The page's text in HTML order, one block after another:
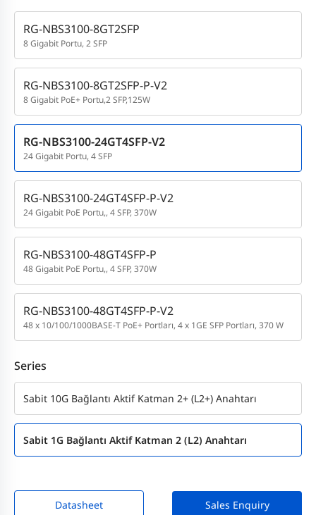
RG-NBS3100-8GT2SFP
8 Gigabit Portu, 2 SFP
RG-NBS3100-8GT2SFP-P-V2
8 Gigabit PoE+ Portu,2 SFP,125W
RG-NBS3100-24GT4SFP-V2
24 Gigabit Portu, 4 SFP
RG-NBS3100-24GT4SFP-P-V2
24 Gigabit PoE Portu,, 4 SFP, 370W
RG-NBS3100-48GT4SFP-P
48 Gigabit PoE Portu,, 4 SFP, 370W
RG-NBS3100-48GT4SFP-P-V2
48 x 10/100/1000BASE-T PoE+ Portları, 4 x 1GE SFP Portları, 370 W
Series
Sabit 10G Bağlantı Aktif Katman 2+ (L2+) Anahtarı
Sabit 1G Bağlantı Aktif Katman 2 (L2) Anahtarı
Datasheet Sales Enquiry